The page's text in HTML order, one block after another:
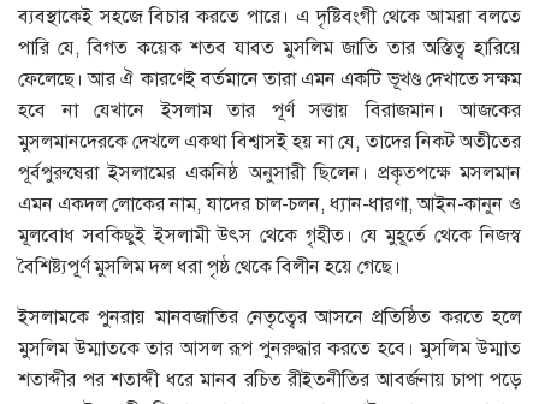
ব্যবস্থাকেই সহজে বিচার করতে পারে। এ দৃষ্টিবংগী থেকে আমরা বলতে
পারি যে, বিগত কয়েক শতব যাবত মুসলিম জাতি তার অস্তিত্ব হারিয়ে
ফেলেছে। আর ঐ কারণেই বর্তমানে তারা এমন একটি ভূখণ্ড দেখাতে সক্ষম
হবে না যেখানে ইসলাম তার পূর্ণ সত্তায় বিরাজমান। আজকের
মুসলমানদেরকে দেখলে একথা বিশ্বাসই হয় না যে, তাদের নিকট অতীতের
পূর্বপুরুষেরা ইসলামের একনিষ্ঠ অনুসারী ছিলেন। প্রকৃতপক্ষে মসলমান
এমন একদল লোকের নাম, যাদের চাল-চলন, ধ্যান-ধারণা, আইন-কানুন ও
মূলবোধ সবকিছুই ইসলামী উৎস থেকে গৃহীত। যে মুহূর্তে থেকে নিজস্ব
বৈশিষ্ট্যপূর্ণ মুসলিম দল ধরা পৃষ্ঠ থেকে বিলীন হয়ে গেছে।
ইসলামকে পুনরায় মানবজাতির নেতৃত্বের আসনে প্রতিষ্ঠিত করতে হলে
মুসলিম উম্মাতকে তার আসল রূপ পুনরুদ্ধার করতে হবে। মুসলিম উম্মাত
শতাব্দীর পর শতাব্দী ধরে মানব রচিত রীইতনীতির আবর্জনায় চাপা পড়ে